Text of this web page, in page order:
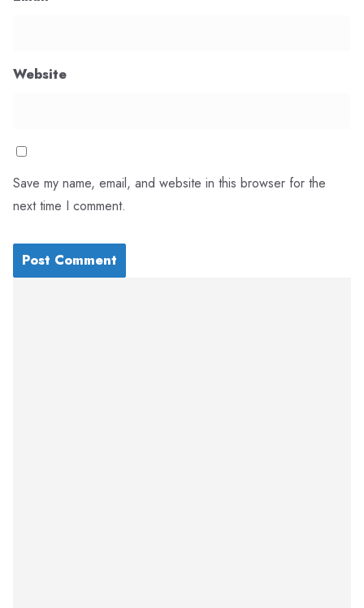
Website
Save my name, email, and website in this browser for the
next time I comment.